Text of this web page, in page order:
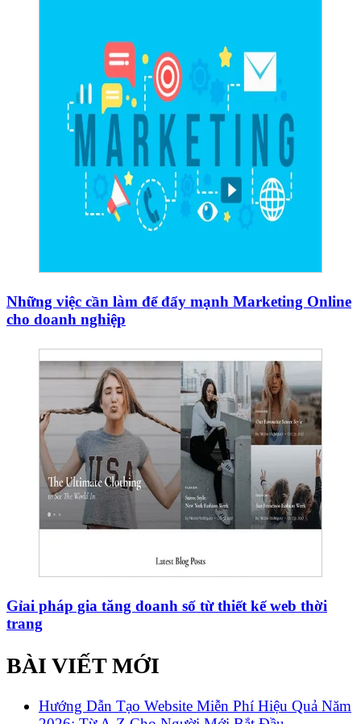
Những việc cần làm để đẩy mạnh Marketing Online
cho doanh nghiệp
Gỉai pháp gia tăng doanh số từ thiết kế web thời
trang
BÀI VIẾT MỚI
Hướng Dẫn Tạo Website Miễn Phí Hiệu Quả Năm